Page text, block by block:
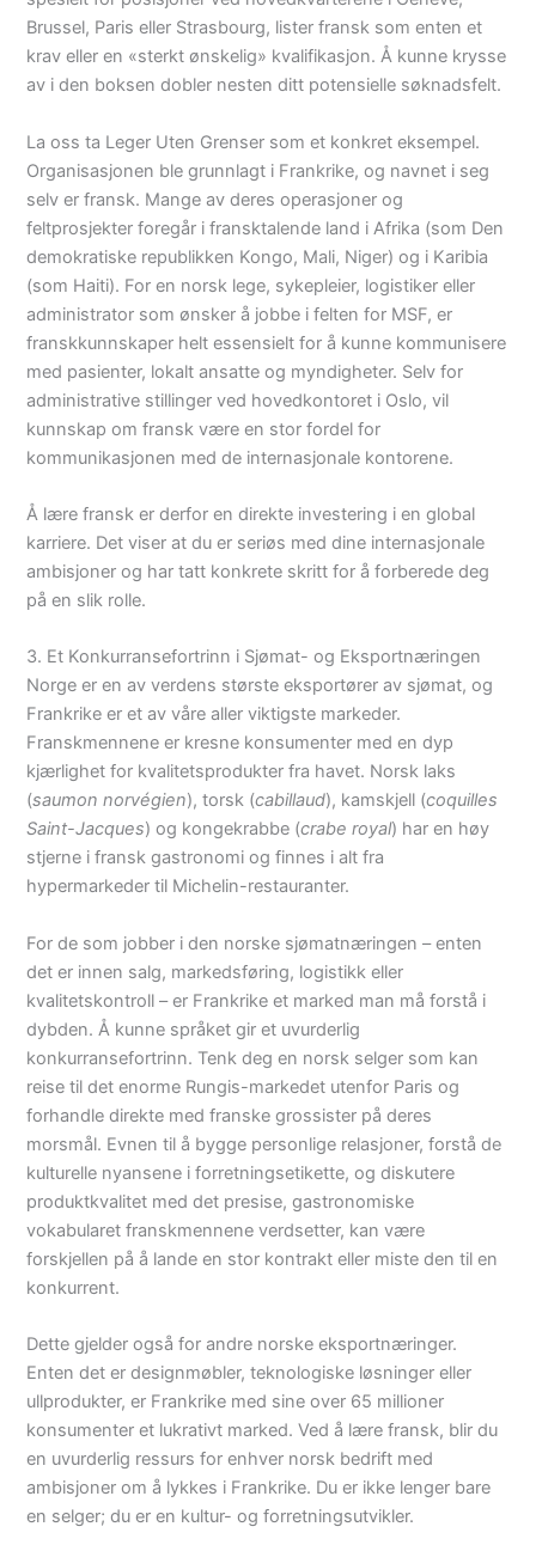
Brussel, Paris eller Strasbourg, lister fransk som enten et
krav eller en «sterkt ønskelig» kvalifikasjon. Å kunne krysse
av i den boksen dobler nesten ditt potensielle søknadsfelt.
La oss ta Leger Uten Grenser som et konkret eksempel.
Organisasjonen ble grunnlagt i Frankrike, og navnet i seg
selv er fransk. Mange av deres operasjoner og
feltprosjekter foregår i fransktalende land i Afrika (som Den
demokratiske republikken Kongo, Mali, Niger) og i Karibia
(som Haiti). For en norsk lege, sykepleier, logistiker eller
administrator som ønsker å jobbe i felten for MSF, er
franskkunnskaper helt essensielt for å kunne kommunisere
med pasienter, lokalt ansatte og myndigheter. Selv for
administrative stillinger ved hovedkontoret i Oslo, vil
kunnskap om fransk være en stor fordel for
kommunikasjonen med de internasjonale kontorene.
Å lære fransk er derfor en direkte investering i en global
karriere. Det viser at du er seriøs med dine internasjonale
ambisjoner og har tatt konkrete skritt for å forberede deg
på en slik rolle.
3. Et Konkurransefortrinn i Sjømat- og Eksportnæringen
Norge er en av verdens største eksportører av sjømat, og
Frankrike er et av våre aller viktigste markeder.
Franskmennene er kresne konsumenter med en dyp
kjærlighet for kvalitetsprodukter fra havet. Norsk laks
(saumon norvégien), torsk (cabillaud), kamskjell (coquilles
Saint-Jacques) og kongekrabbe (crabe royal) har en høy
stjerne i fransk gastronomi og finnes i alt fra
hypermarkeder til Michelin-restauranter.
For de som jobber i den norske sjømatnæringen – enten
det er innen salg, markedsføring, logistikk eller
kvalitetskontroll – er Frankrike et marked man må forstå i
dybden. Å kunne språket gir et uvurderlig
konkurransefortrinn. Tenk deg en norsk selger som kan
reise til det enorme Rungis-markedet utenfor Paris og
forhandle direkte med franske grossister på deres
morsmål. Evnen til å bygge personlige relasjoner, forstå de
kulturelle nyansene i forretningsetikette, og diskutere
produktkvalitet med det presise, gastronomiske
vokabularet franskmennene verdsetter, kan være
forskjellen på å lande en stor kontrakt eller miste den til en
konkurrent.
Dette gjelder også for andre norske eksportnæringer.
Enten det er designmøbler, teknologiske løsninger eller
ullprodukter, er Frankrike med sine over 65 millioner
konsumenter et lukrativt marked. Ved å lære fransk, blir du
en uvurderlig ressurs for enhver norsk bedrift med
ambisjoner om å lykkes i Frankrike. Du er ikke lenger bare
en selger; du er en kultur- og forretningsutvikler.